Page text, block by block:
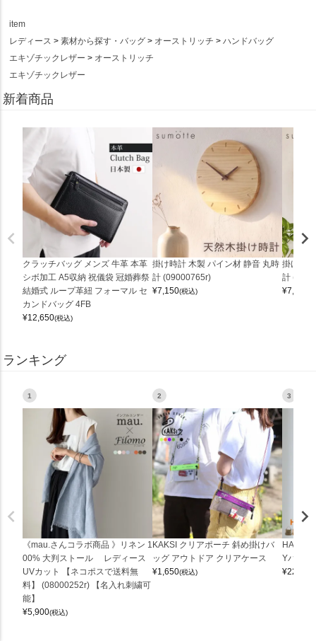
item
レディース
素材から探す・バッグ オーストリッチ
ハンドバッグ
エキゾチックレザー
オーストリッチ
エキゾチックレザー
新着商品
クラッチバッグ メンズ 牛革 本革
シボ加工 A5収納 祝儀袋 冠婚葬祭
結婚式 ループ革紐 フォーマル セ
カンドバッグ 4FB
¥12,650(税込)
掛け時計 木製 パイン材 静音 丸時
計 (09000765r)
¥7,150(税込)
掛け時
計
¥7,150
ランキング
1
《mau.さんコラボ商品 》リネン 1
00% 大判ストール レディース
UVカット 【ネコポスで送料無
料】 (08000252r) 【名入れ刺繍可
能】
¥5,900(税込)
2
KAKSI クリアポーチ 斜め掛けバ
ッグ アウトドア クリアケース
¥1,650(税込)
3
Yバッグ
¥22,000